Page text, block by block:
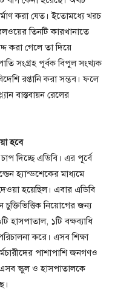
করা যেত। ইতোমধ্যে খরচ
তিনটি কারখানাতে
করা গেলে তা দিয়ে
সংগ্রহ পূর্বক বিপুল সংখ্যক
রপ্তানি করা সম্ভব। ফলে
বাস্তবায়ন রেলের
হবে
দিচ্ছে এডিবি। এর পূর্বে
হ্যান্ডশেকের মাধ্যমে
হয়েছিল। এবার এডিবি
নিয়োগের জন্য
হাসপাতাল, ১টি বক্ষব্যাধি
করে। এসব শিক্ষা
পাশাপাশি জনগণও
স্কুল ও হাসপাতালকে